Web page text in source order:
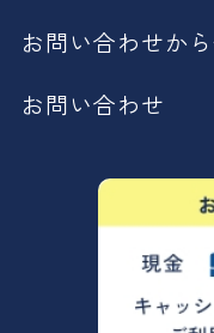
お問い合わせか
お問い合わせ